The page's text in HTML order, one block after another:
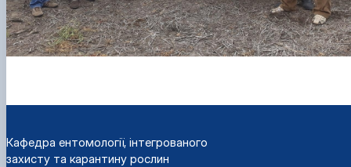
Кафедра ентомології, інтегрованого
захисту та карантину рослин